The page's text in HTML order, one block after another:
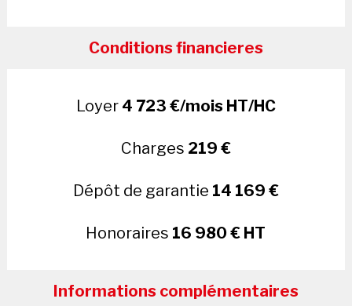
Conditions financieres
Loyer 4 723 €/mois HT/HC
Charges 219 €
Dépôt de garantie 14 169 €
Honoraires 16 980 € HT
Informations complémentaires